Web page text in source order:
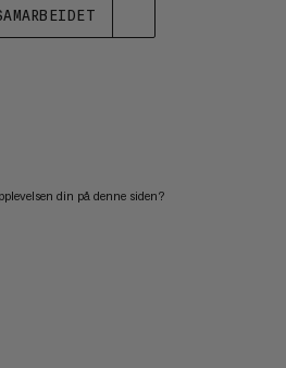
din på denne siden?